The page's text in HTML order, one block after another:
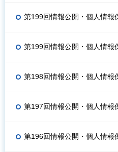
第199回情報公開・個人情報
第199回情報公開・個人情報
第198回情報公開・個人情報
第197回情報公開・個人情報
第196回情報公開・個人情報